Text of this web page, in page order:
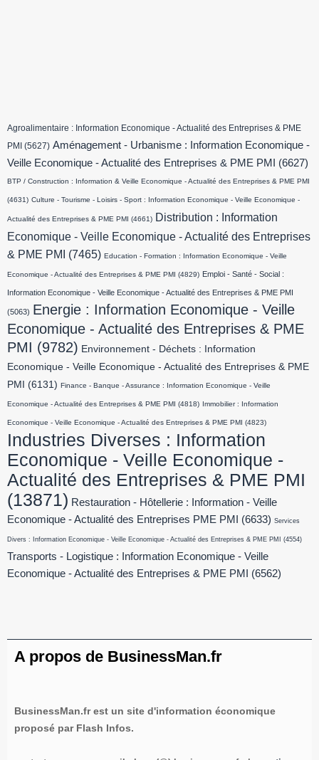
Agroalimentaire : Information Economique - Actualité des Entreprises & PME
PMI (5627) Aménagement - Urbanisme : Information Economique -
Veille Economique - Actualité des Entreprises & PME PMI
(6627)
BTP / Construction : Information & Veille Economique - Actualité des Entreprises & PME PMI
(4631) Culture - Tourisme - Loisirs - Sport : Information Economique - Veille Economique -
Actualité des Entreprises & PME PMI (4661) Distribution : Information
Economique - Veille Economique - Actualité des Entreprises
& PME PMI
(7465) Education - Formation : Information Economique - Veille
Economique - Actualité des Entreprises & PME PMI (4829) Emploi - Santé - Social :
Information Economique - Veille Economique - Actualité des Entreprises & PME PMI
(5063) Energie : Information Economique - Veille
Economique - Actualité des Entreprises & PME
PMI (9782) Environnement - Déchets : Information
Economique - Veille Economique - Actualité des Entreprises & PME
PMI
(6131) Finance - Banque - Assurance : Information Economique - Veille
Economique - Actualité des Entreprises & PME PMI (4818) Immobilier : Information
Economique - Veille Economique - Actualité des Entreprises & PME PMI (4823)
Industries Diverses : Information
Economique - Veille Economique -
Actualité des Entreprises & PME PMI
(13871) Restauration - Hôtellerie : Information - Veille
Economique - Actualité des Entreprises PME PMI
(6633) Services
Divers : Information Economique - Veille Economique - Actualité des Entreprises & PME PMI (4554)
Transports - Logistique : Information Economique - Veille
Economique - Actualité des Entreprises & PME PMI
(6562)
A propos de BusinessMan.fr
BusinessMan.fr est un site d'information économique
proposé par Flash Infos.